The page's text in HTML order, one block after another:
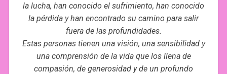
la lucha, han conocido el sufrimiento, han conocido
la pérdida y han encontrado su camino para salir
fuera de las profundidades.
Estas personas tienen una visión, una sensibilidad y
una comprensión de la vida que los llena de
compasión, de generosidad y de un profundo